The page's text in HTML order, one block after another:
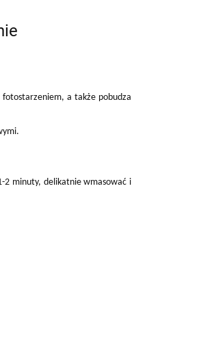
fotostarzeniem, a także pobudza
2 minuty, delikatnie wmasować i